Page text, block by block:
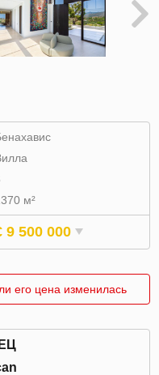
м²
9 500 000
его цена изменилась